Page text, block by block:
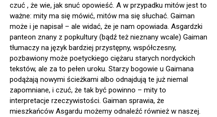
czuć , że wie, jak snuć opowieść. A w przypadku mitów jest to
ważne: mity ma się mówić, mitów ma się słuchać. Gaiman
może i je napisał – ale widać, że je nam opowiada. Asgardzki
panteon znany z popkultury (bądź też nieznany wcale) Gaiman
tłumaczy na język bardziej przystępny, współczesny,
pozbawiony może poetyckiego ciężaru starych nordyckich
tekstów, ale za to pełen uroku. Starzy bogowie u Gaimana
podążają nowymi ścieżkami albo odnajdują te już niemal
zapomniane, i czuć, że tak być powinno – mity to
interpretacje rzeczywistości. Gaiman sprawia, że
mieszkańców Asgardu możemy odnaleźć również w naszej.